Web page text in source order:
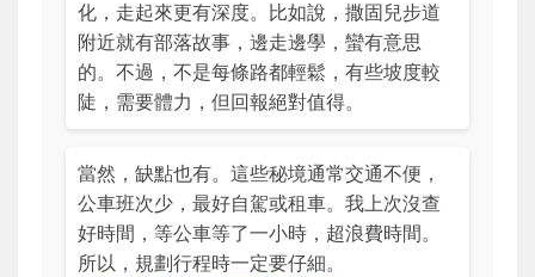
化，走起來更有深度。比如說，撒固兒步道
附近就有部落故事，邊走邊學，蠻有意思
的。不過，不是每條路都輕鬆，有些坡度較
陡，需要體力，但回報絕對值得。
當然，缺點也有。這些秘境通常交通不便，
公車班次少，最好自駕或租車。我上次沒查
好時間，等公車等了一小時，超浪費時間。
所以，規劃行程時一定要仔細。